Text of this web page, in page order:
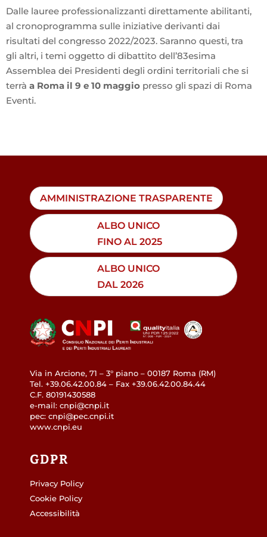
Dalle lauree professionalizzanti direttamente abilitanti,
al cronoprogramma sulle iniziative derivanti dai
risultati del congresso 2022/2023. Saranno questi, tra
gli altri, i temi oggetto di dibattito dell’83esima
Assemblea dei Presidenti degli ordini territoriali che si
terràa Roma il 9 e 10 maggio presso gli spazi di Roma
Eventi.
AMMINISTRAZIONE TRASPARENTE
ALBO UNICO
FINO AL 2025
ALBO UNICO
DAL 2026
Via in Arcione, 71 – 3° piano – 00187 Roma (RM)
Tel. +39.06.42.00.84 – Fax +39.06.42.00.84.44
C.F. 80191430588
e-mail: cnpi@cnpi.it
pec: cnpi@pec.cnpi.it
www.cnpi.eu
GDPR
Privacy Policy
Cookie Policy
Accessibilità